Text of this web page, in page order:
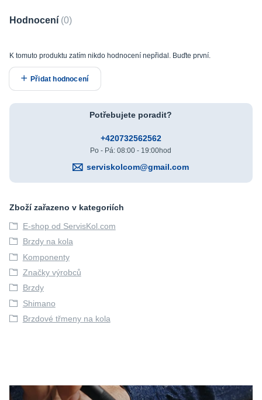
Hodnocení 0
K tomuto produktu zatím nikdo hodnocení nepřidal. Buďte první.
Přidat hodnocení
Potřebujete poradit?
+420732562562
Po - Pá: 08:00 - 19:00hod
serviskolcom@gmail.com
Zboží zařazeno v kategoriích
E-shop od ServisKol.com
Brzdy na kola
Komponenty
Značky výrobců
Brzdy
Shimano
Brzdové třmeny na kola